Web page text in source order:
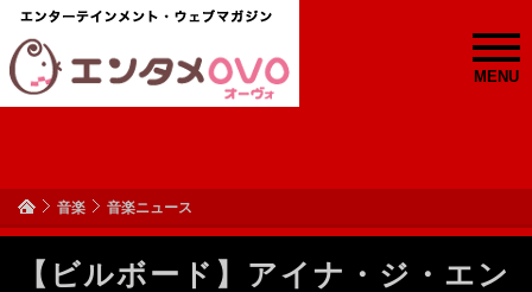
MENU
音楽 音楽ニュース
【ビルボード】アイナ・ジ・エン